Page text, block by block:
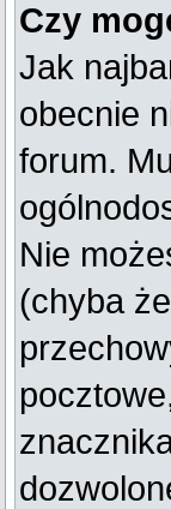
Czy
Jak
obecnie
forum.
Nie
(chyba